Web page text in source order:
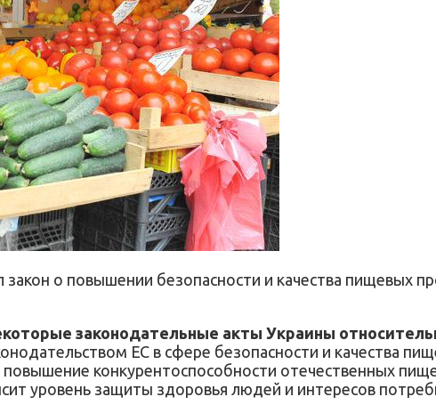
о повышении безопасности и качества пищевых
законодательные акты Украины
ЕС в сфере безопасности и качества
повышение конкурентоспособности отечественных
уровень защиты здоровья людей и интересов